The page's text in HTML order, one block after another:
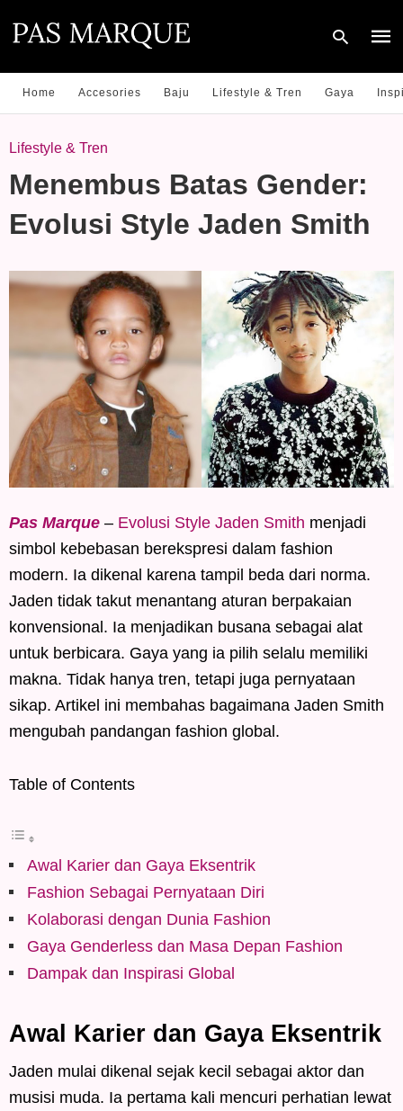
Home Accesories Baju Lifestyle & Tren Gaya
Lifestyle & Tren
Menembus Batas Gender:
Evolusi Style Jaden Smith
Pas Marque – Evolusi Style Jaden Smith menjadi
simbol kebebasan berekspresi dalam fashion
modern. Ia dikenal karena tampil beda dari norma.
Jaden tidak takut menantang aturan berpakaian
konvensional. Ia menjadikan busana sebagai alat
untuk berbicara. Gaya yang ia pilih selalu memiliki
makna. Tidak hanya tren, tetapi juga pernyataan
sikap. Artikel ini membahas bagaimana Jaden Smith
mengubah pandangan fashion global.
Table of Contents
Awal Karier dan Gaya Eksentrik
Fashion Sebagai Pernyataan Diri
Kolaborasi dengan Dunia Fashion
Gaya Genderless dan Masa Depan Fashion
Dampak dan Inspirasi Global
Awal Karier dan Gaya Eksentrik
Jaden mulai dikenal sejak kecil sebagai aktor dan
musisi muda. Ia pertama kali mencuri perhatian lewat